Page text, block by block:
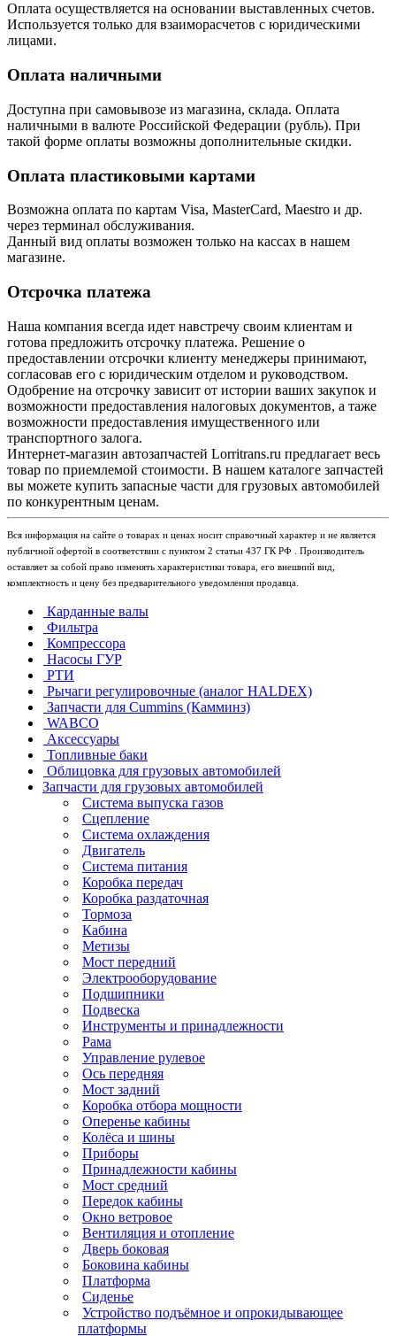
Оплата осуществляется на основании выставленных счетов.
Используется только для взаиморасчетов с юридическими
лицами.
Оплата наличными
Доступна при самовывозе из магазина, склада. Оплата
наличными в валюте Российской Федерации (рубль). При
такой форме оплаты возможны дополнительные скидки.
Оплата пластиковыми картами
Возможна оплата по картам Visa, MasterCard, Maestro и др.
через терминал обслуживания.
Данный вид оплаты возможен только на кассах в нашем
магазине.
Отсрочка платежа
Наша компания всегда идет навстречу своим клиентам и
готова предложить отсрочку платежа. Решение о
предоставлении отсрочки клиенту менеджеры принимают,
согласовав его с юридическим отделом и руководством.
Одобрение на отсрочку зависит от истории ваших закупок и
возможности предоставления налоговых документов, а таже
возможности предоставления имущественного или
транспортного залога.
Интернет-магазин автозапчастей Lorritrans.ru предлагает весь
товар по приемлемой стоимости. В нашем каталоге запчастей
вы можете купить запасные части для грузовых автомобилей
по конкурентным ценам.
Вся информация на сайте о товарах и ценах носит справочный характер и не является
публичной офертой в соответствии с пунктом 2 статьи 437 ГК РФ . Производитель
оставляет за собой право изменять характеристики товара, его внешний вид,
комплектность и цену без предварительного уведомления продавца.
Карданные валы
Фильтра
Компрессора
Насосы ГУР
РТИ
Рычаги регулировочные (аналог HALDEX)
Запчасти для Cummins (Камминз)
WABCO
Аксессуары
Топливные баки
Облицовка для грузовых автомобилей
Запчасти для грузовых автомобилей
Система выпуска газов
Сцепление
Система охлаждения
Двигатель
Система питания
Коробка передач
Коробка раздаточная
Тормоза
Кабина
Метизы
Мост передний
Электрооборудование
Подшипники
Подвеска
Инструменты и принадлежности
Рама
Управление рулевое
Ось передняя
Мост задний
Коробка отбора мощности
Оперенье кабины
Колёса и шины
Приборы
Принадлежности кабины
Мост средний
Передок кабины
Окно ветровое
Вентиляция и отопление
Дверь боковая
Боковина кабины
Платформа
Сиденье
Устройство подъёмное и опрокидывающее
платформы